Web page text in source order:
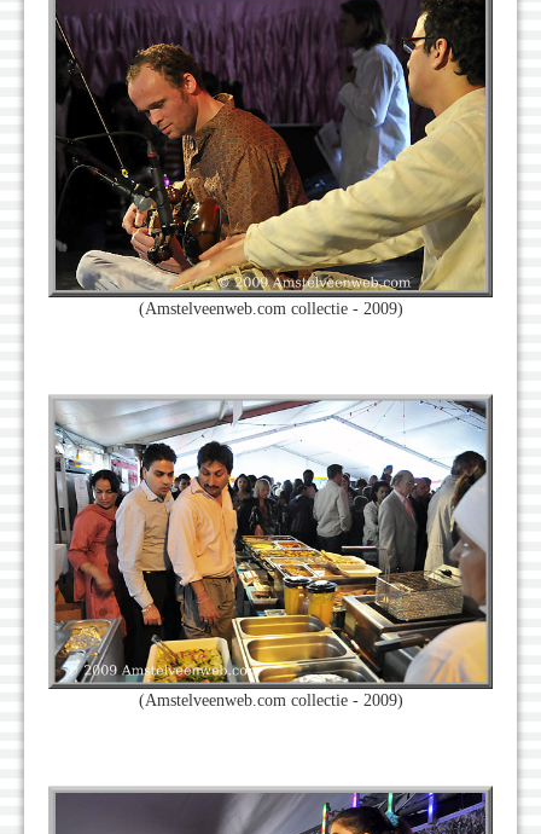
(Amstelveenweb.com collectie - 2009)
(Amstelveenweb.com collectie - 2009)